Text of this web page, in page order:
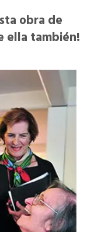
obra de
ella también!